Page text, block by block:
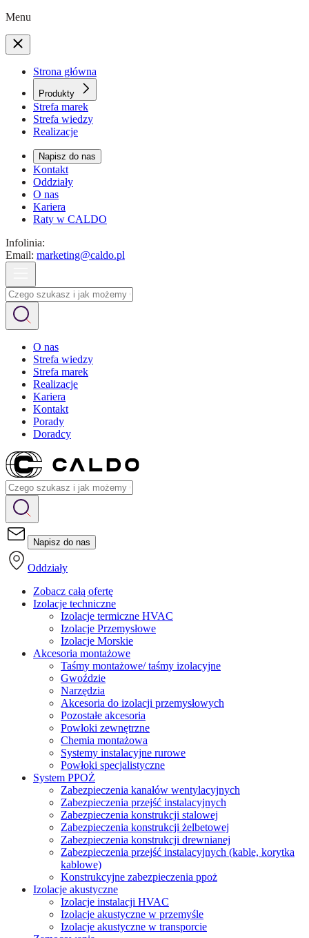
Menu
Strona główna
Produkty
Strefa marek
Strefa wiedzy
Realizacje
Napisz do nas
Kontakt
Oddziały
O nas
Kariera
Raty w CALDO
Infolinia:
Email: marketing@caldo.pl
O nas
Strefa wiedzy
Strefa marek
Realizacje
Kariera
Kontakt
Porady
Doradcy
Napisz do nas
Oddziały
Zobacz całą ofertę
Izolacje techniczne
Izolacje termiczne HVAC
Izolacje Przemysłowe
Izolacje Morskie
Akcesoria montażowe
Taśmy montażowe/ taśmy izolacyjne
Gwoździe
Narzędzia
Akcesoria do izolacji przemysłowych
Pozostałe akcesoria
Powłoki zewnętrzne
Chemia montażowa
Systemy instalacyjne rurowe
Powłoki specjalistyczne
System PPOŻ
Zabezpieczenia kanałów wentylacyjnych
Zabezpieczenia przejść instalacyjnych
Zabezpieczenia konstrukcji stalowej
Zabezpieczenia konstrukcji żelbetowej
Zabezpieczenia konstrukcji drewnianej
Zabezpieczenia przejść instalacyjnych (kable, korytka
kablowe)
Konstrukcyjne zabezpieczenia ppoż
Izolacje akustyczne
Izolacje instalacji HVAC
Izolacje akustyczne w przemyśle
Izolacje akustyczne w transporcie